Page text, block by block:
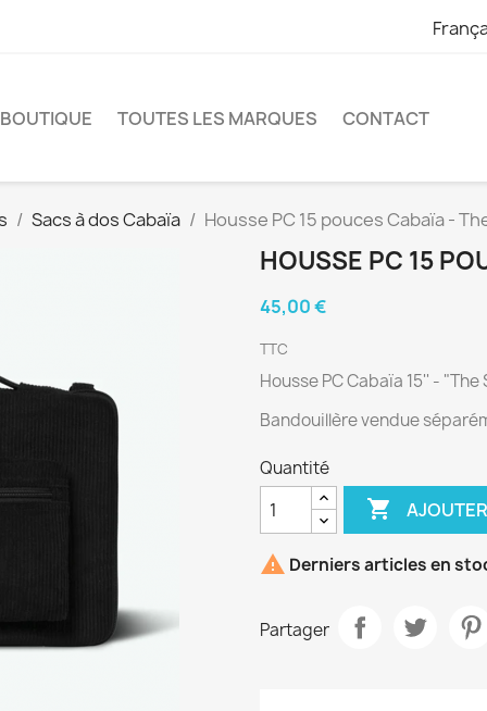
TOUTES LES MARQUES CONTACT
Sacs à dos Cabaïa Housse PC 15 pouces Cabaïa -
HOUSSE PC 15
45,00 €
TTC
Housse PC Cabaïa 15'' - "The
Bandouillère vendue
Quantité

 Derniers articles en
Partager